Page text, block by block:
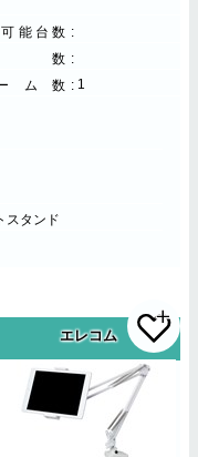
能台数
数
ム数
1
スタンド
エレコム